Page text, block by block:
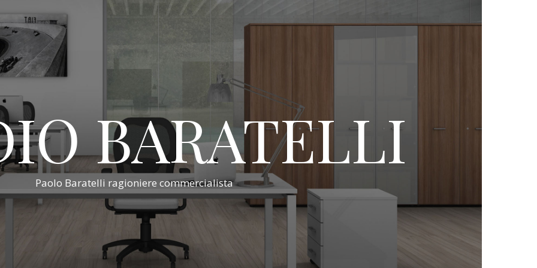
BARATELLI
Paolo Baratelli ragioniere commercialista